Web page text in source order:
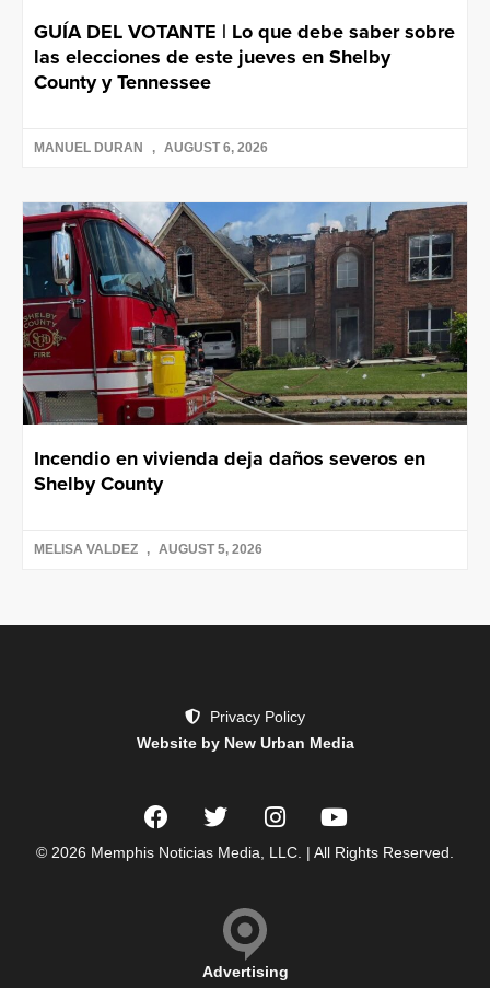
GUÍA DEL VOTANTE | Lo que debe saber sobre
las elecciones de este jueves en Shelby
County y Tennessee
MANUEL DURAN AUGUST 6, 2026
Incendio en vivienda deja daños severos en
Shelby County
MELISA VALDEZ AUGUST 5, 2026
Privacy Policy
Website by New Urban Media
© 2026 Memphis Noticias Media, LLC. | All Rights Reserved.
Advertising